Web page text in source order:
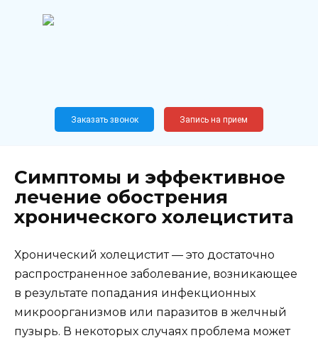
Новослободская, 62, к12
Заказать звонок Запись на прием
Симптомы и эффективное
лечение обострения
хронического холецистита
Хронический холецистит — это достаточно
распространенное заболевание, возникающее
в результате попадания инфекционных
микроорганизмов или паразитов в желчный
пузырь. В некоторых случаях проблема может